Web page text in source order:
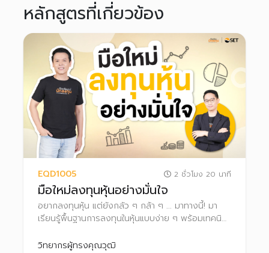
หลักสูตรที่เกี่ยวข้อง
EQD1005 2 ชั่วโมง 20 นาที
มือใหม่ลงทุนหุ้นอย่างมั่นใจ
อยากลงทุนหุ้น แต่ยังกลัว ๆ กล้า ๆ ... มาทางนี้! มา
เรียนรู้พื้นฐานการลงทุนในหุ้นแบบง่าย ๆ พร้อมเทคนิค
ตนเอง ไปจนถึงขั้นตอนการซื้อขายหุ้น เพื่อเริ่มต้น
วิทยากรผู้ทรงคุณวุฒิ